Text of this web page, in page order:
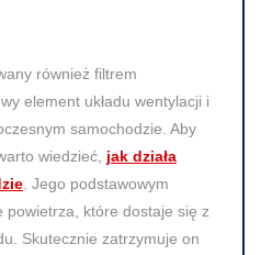
również filtrem
element układu wentylacji i
samochodzie. Aby
wiedzieć, jak działa
. Jego podstawowym
powietrza, które dostaje się z
Skutecznie zatrzymuje on